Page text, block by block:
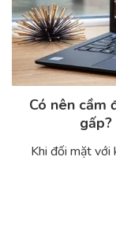
Có nên cầm
Khi đối mặt với